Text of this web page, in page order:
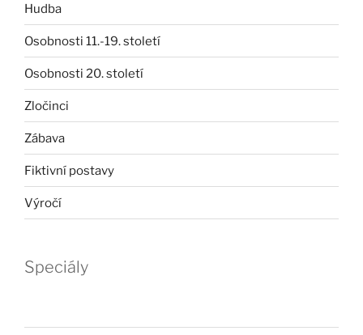
Hudba
Osobnosti 11.-19. století
Osobnosti 20. století
Zločinci
Zábava
Fiktivní postavy
Výročí
Speciály